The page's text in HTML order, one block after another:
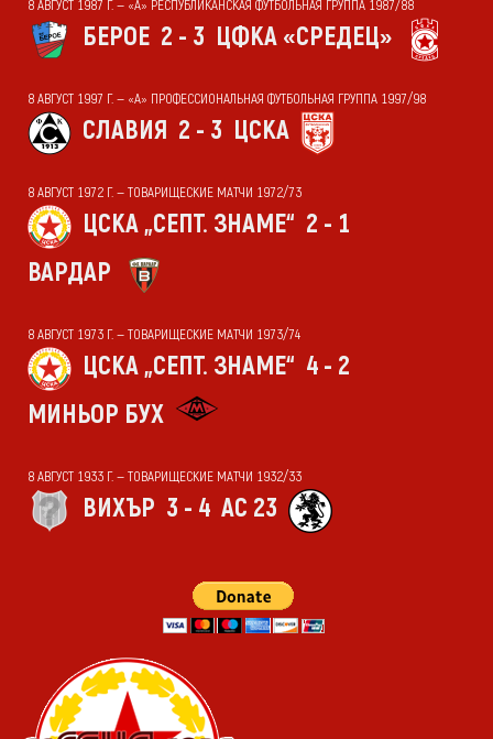
8 АВГУСТ 1987 Г. — «А» РЕСПУБЛИКАНСКАЯ ФУТБОЛЬНАЯ ГРУППА 1987/88
БЕРОЕ 2 - 3 ЦФКА «СРЕДЕЦ»
8 АВГУСТ 1997 Г. — «А» ПРОФЕССИОНАЛЬНАЯ ФУТБОЛЬНАЯ ГРУППА 1997/98
СЛАВИЯ 2 - 3 ЦСКА
8 АВГУСТ 1972 Г. — ТОВАРИЩЕСКИЕ МАТЧИ 1972/73
ЦСКА „СЕПТ. ЗНАМЕ“ 2 - 1
ВАРДАР
8 АВГУСТ 1973 Г. — ТОВАРИЩЕСКИЕ МАТЧИ 1973/74
ЦСКА „СЕПТ. ЗНАМЕ“ 4 - 2
МИНЬОР БУХ
8 АВГУСТ 1933 Г. — ТОВАРИЩЕСКИЕ МАТЧИ 1932/33
ВИХЪР 3 - 4 АС 23